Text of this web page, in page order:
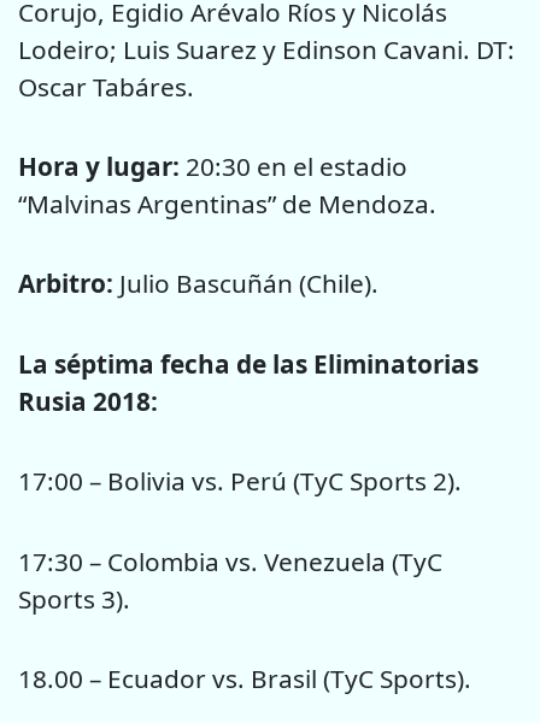
Corujo, Egidio Arévalo Ríos y Nicolás
Lodeiro; Luis Suarez y Edinson Cavani. DT:
Oscar Tabáres.
Hora y lugar: 20:30 en el estadio
“Malvinas Argentinas” de Mendoza.
Arbitro: Julio Bascuñán (Chile).
La séptima fecha de las Eliminatorias
Rusia 2018:
17:00 – Bolivia vs. Perú (TyC Sports 2).
17:30 – Colombia vs. Venezuela (TyC
Sports 3).
18.00 – Ecuador vs. Brasil (TyC Sports).